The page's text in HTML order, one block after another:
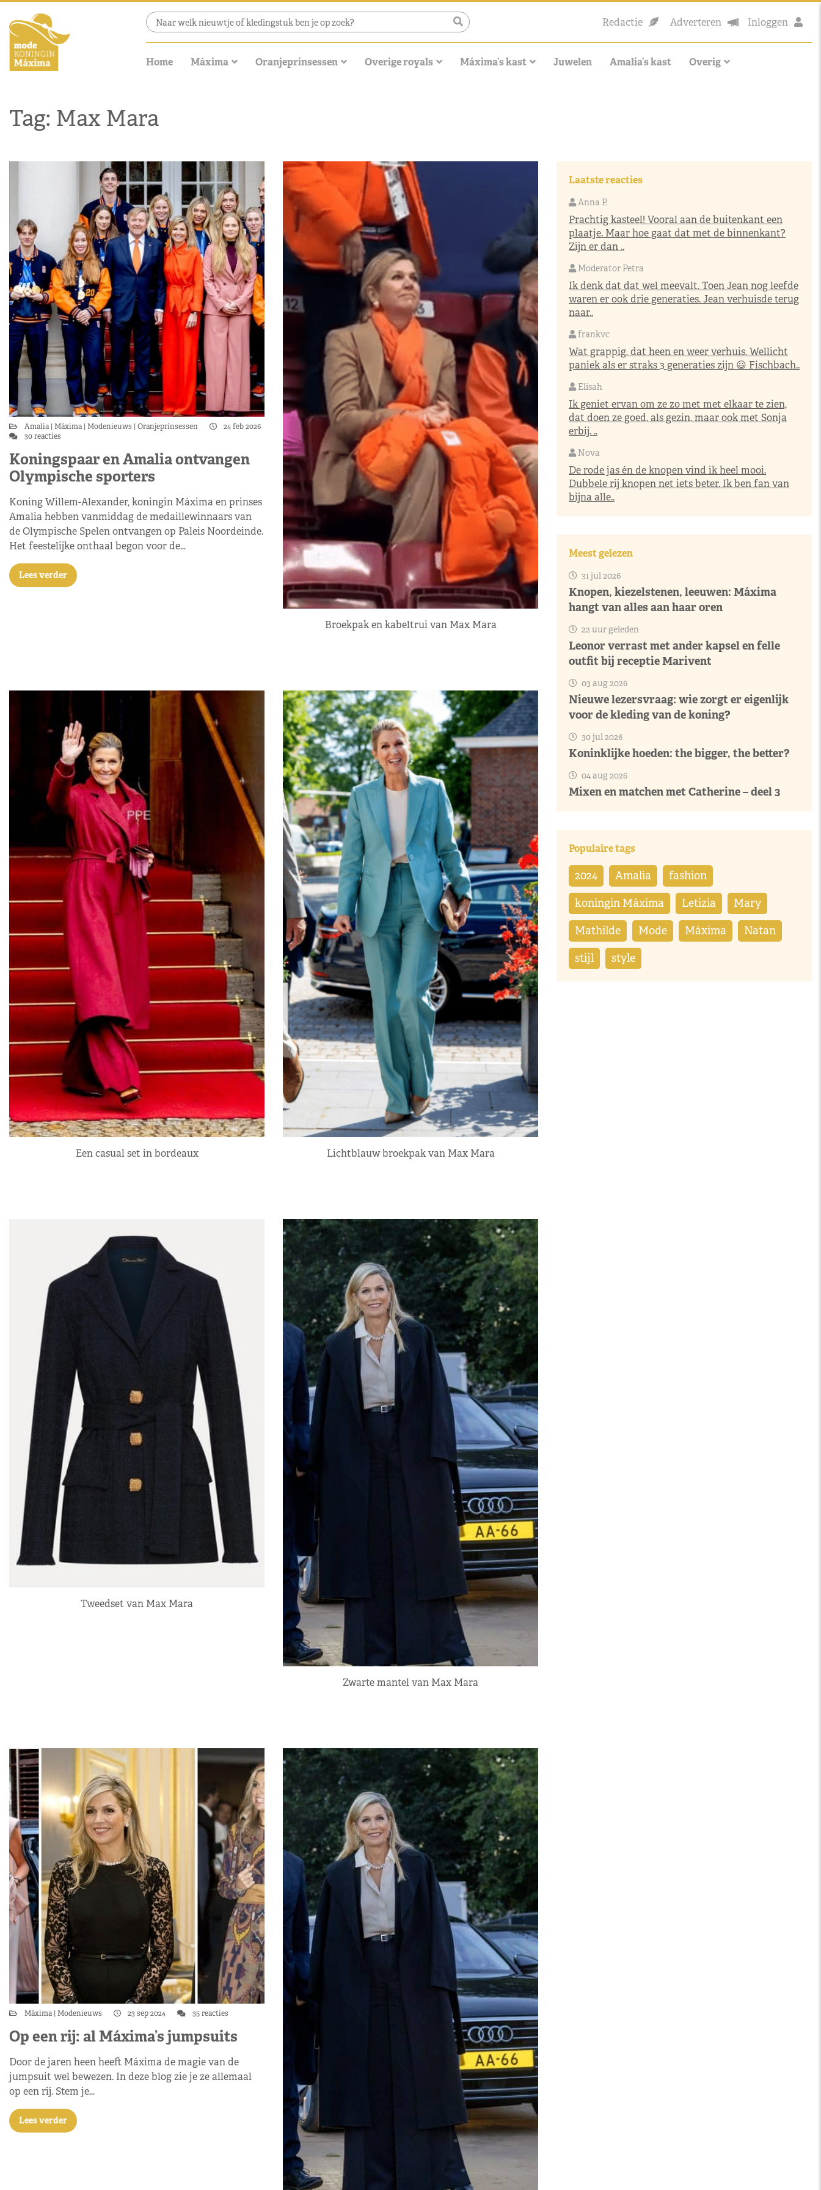
Redactie Adverteren Inloggen
Home Máxima Oranjeprinsessen Overige royals Máxima’s kast Juwelen Amalia’s kast Overig
Tag: Max Mara
Amalia Máxima Modenieuws Oranjeprinsessen
24 feb 2026
30 reacties
Koningspaar en Amalia ontvangen
Olympische sporters
Koning Willem-Alexander, koningin Máxima en prinses
Amalia hebben vanmiddag de medaillewinnaars van
de Olympische Spelen ontvangen op Paleis Noordeinde.
Het feestelijke onthaal begon voor de…
Lees verder
Broekpak en kabeltrui van Max Mara
Een casual set in bordeaux Lichtblauw broekpak van Max Mara
Tweedset van Max Mara
Zwarte mantel van Max Mara
Máxima Modenieuws 23 sep 2024 35 reacties
Op een rij: al Máxima’s jumpsuits
Door de jaren heen heeft Máxima de magie van de
jumpsuit wel bewezen. In deze blog zie je ze allemaal
op een rij. Stem je…
Lees verder
Laatste reacties
Anna P.
Prachtig kasteel! Vooral aan de buitenkant een
plaatje. Maar hoe gaat dat met de binnenkant?
Zijn er dan ..
Moderator Petra
Ik denk dat dat wel meevalt. Toen Jean nog leefde
waren er ook drie generaties. Jean verhuisde terug
naar..
frankvc
Wat grappig, dat heen en weer verhuis. Wellicht
paniek als er straks 3 generaties zijn 😃 Fischbach..
Elisah
Ik geniet ervan om ze zo met met elkaar te zien,
dat doen ze goed, als gezin, maar ook met Sonja
erbij. ..
Nova
De rode jas én de knopen vind ik heel mooi.
Dubbele rij knopen net iets beter. Ik ben fan van
bijna alle..
Meest gelezen
31 jul 2026
Knopen, kiezelstenen, leeuwen: Máxima
hangt van alles aan haar oren
22 uur geleden
Leonor verrast met ander kapsel en felle
outfit bij receptie Marivent
03 aug 2026
Nieuwe lezersvraag: wie zorgt er eigenlijk
voor de kleding van de koning?
30 jul 2026
Koninklijke hoeden: the bigger, the better?
04 aug 2026
Mixen en matchen met Catherine – deel 3
Populaire tags
2024 Amalia fashion
koningin Máxima Letizia Mary
Mathilde Mode Máxima Natan
stijl style